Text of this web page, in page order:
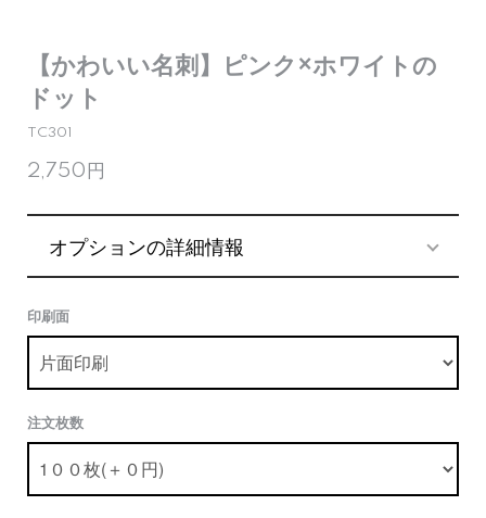
【かわいい名刺】ピンク×ホワイトの
ドット
TC301
2,750円
オプションの詳細情報
印刷面
注文枚数